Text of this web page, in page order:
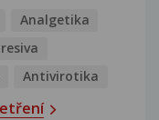
Analgetika
Antivirotika